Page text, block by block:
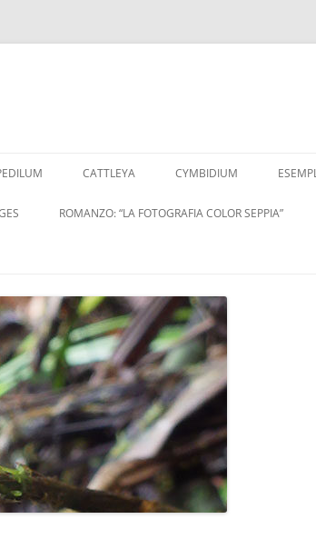
al CATTLEYA CYMBIDIUM
ROMANZO: “LA FOTOGRAFIA COLOR SEPPIA”